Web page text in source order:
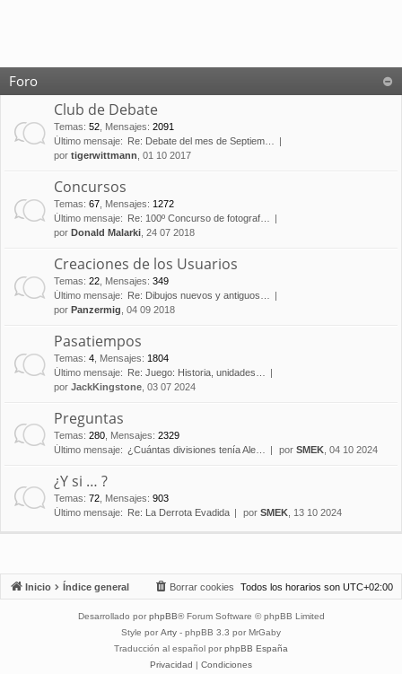
Foro
Club de Debate
Temas: 52 Mensajes: 2091
Último mensaje:
Re: Debate del mes de Septiem…
por tigerwittmann , 01 10 2017
Concursos
Temas: 67 Mensajes: 1272
Último mensaje:
Re: 100º Concurso de fotograf…
por Donald Malarki , 24 07 2018
Creaciones de los Usuarios
Temas: 22 Mensajes: 349
Último mensaje:
Re: Dibujos nuevos y antiguos…
por Panzermig , 04 09 2018
Pasatiempos
Temas: 4 Mensajes: 1804
Último mensaje:
Re: Juego: Historia, unidades…
por JackKingstone , 03 07 2024
Preguntas
Temas: 280 Mensajes: 2329
Último mensaje: ¿Cuántas divisiones tenía Ale… por SMEK , 04 10 2024
¿Y si … ?
Temas: 72 Mensajes: 903
Último mensaje:
Re: La Derrota Evadida por SMEK , 13 10 2024
Inicio Índice general Todos los horarios son UTC+02:00
Borrar cookies
Desarrollado por phpBB® Forum Software © phpBB Limited
Style por Arty - phpBB 3.3 por MrGaby
Traducción al español por phpBB España
Privacidad
Condiciones